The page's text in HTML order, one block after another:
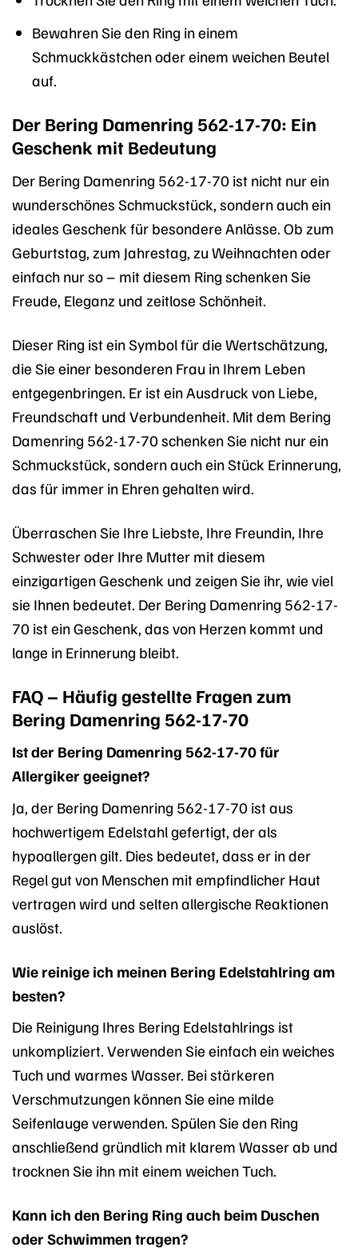
Bewahren Sie den Ring in einem
Schmuckkästchen oder einem weichen Beutel
auf.
Der Bering Damenring 562-17-70: Ein
Geschenk mit Bedeutung
Der Bering Damenring 562-17-70 ist nicht nur ein
wunderschönes Schmuckstück, sondern auch ein
ideales Geschenk für besondere Anlässe. Ob zum
Geburtstag, zum Jahrestag, zu Weihnachten oder
einfach nur so – mit diesem Ring schenken Sie
Freude, Eleganz und zeitlose Schönheit.
Dieser Ring ist ein Symbol für die Wertschätzung,
die Sie einer besonderen Frau in Ihrem Leben
entgegenbringen. Er ist ein Ausdruck von Liebe,
Freundschaft und Verbundenheit. Mit dem Bering
Damenring 562-17-70 schenken Sie nicht nur ein
Schmuckstück, sondern auch ein Stück Erinnerung,
das für immer in Ehren gehalten wird.
Überraschen Sie Ihre Liebste, Ihre Freundin, Ihre
Schwester oder Ihre Mutter mit diesem
einzigartigen Geschenk und zeigen Sie ihr, wie viel
sie Ihnen bedeutet. Der Bering Damenring 562-17-
70 ist ein Geschenk, das von Herzen kommt und
lange in Erinnerung bleibt.
FAQ – Häufig gestellte Fragen zum
Bering Damenring 562-17-70
Ist der Bering Damenring 562-17-70 für
Allergiker geeignet?
Ja, der Bering Damenring 562-17-70 ist aus
hochwertigem Edelstahl gefertigt, der als
hypoallergen gilt. Dies bedeutet, dass er in der
Regel gut von Menschen mit empfindlicher Haut
vertragen wird und selten allergische Reaktionen
auslöst.
Wie reinige ich meinen Bering Edelstahlring am
besten?
Die Reinigung Ihres Bering Edelstahlrings ist
unkompliziert. Verwenden Sie einfach ein weiches
Tuch und warmes Wasser. Bei stärkeren
Verschmutzungen können Sie eine milde
Seifenlauge verwenden. Spülen Sie den Ring
anschließend gründlich mit klarem Wasser ab und
trocknen Sie ihn mit einem weichen Tuch.
Kann ich den Bering Ring auch beim Duschen
oder Schwimmen tragen?